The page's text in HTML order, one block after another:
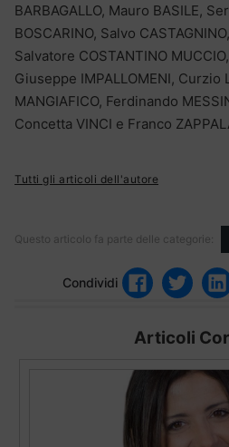
BARBAGALLO, Mauro BASILE,
BOSCARINO, Salvo
Salvatore COSTANTINO
Giuseppe IMPALLOMENI, Curzio
MANGIAFICO, Ferdinando
Concetta VINCI e Franco
Tutti gli articoli dell'autore
Questo articolo fa parte delle categorie:
Condividi
Articoli